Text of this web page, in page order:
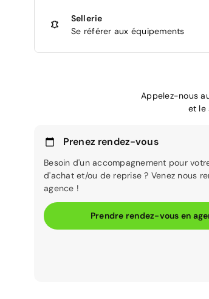
Sellerie
Se référer aux équipements
Appelez-nous
et le
Prenez rendez-vous
Besoin d'un accompagnement pour
d'achat et/ou de reprise ? Venez nous
agence !
Prendre rendez-vous en